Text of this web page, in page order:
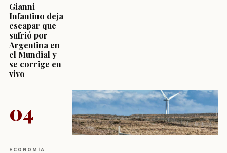
Gianni
Infantino deja
escapar que
sufrió por
Argentina en
el Mundial y
se corrige en
vivo
04
ECONOMÍA